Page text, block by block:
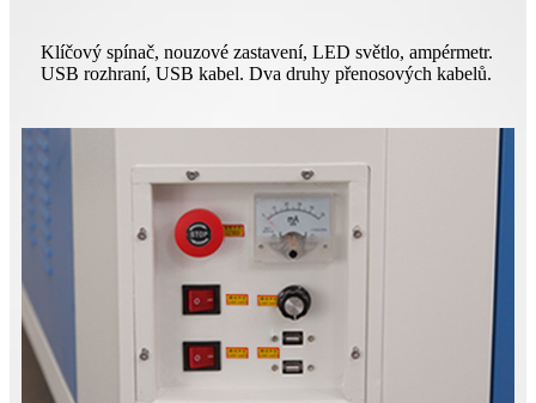
Klíčový spínač, nouzové zastavení, LED světlo, ampérmetr.
USB rozhraní, USB kabel. Dva druhy přenosových kabelů.